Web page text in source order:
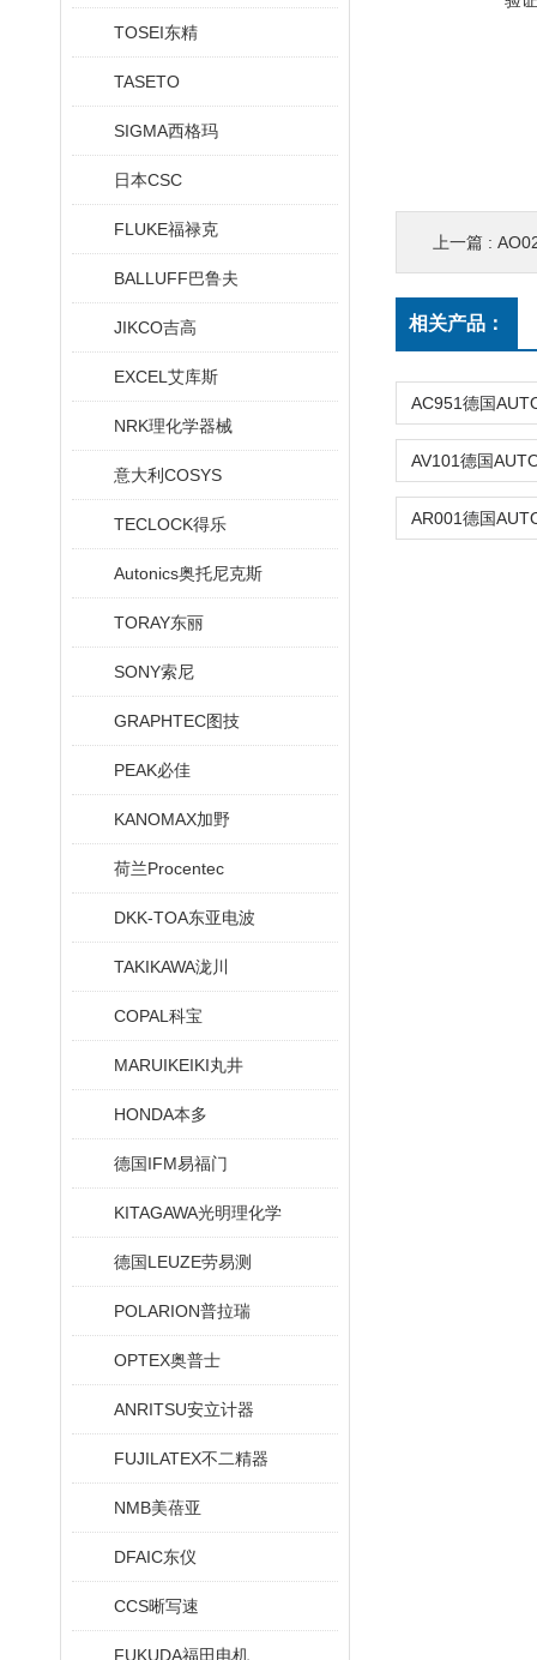
TOSEI东精
TASETO
SIGMA西格玛
日本CSC
FLUKE福禄克
BALLUFF巴鲁夫
JIKCO吉高
EXCEL艾库斯
NRK理化学器械
意大利COSYS
TECLOCK得乐
Autonics奥托尼克斯
TORAY东丽
SONY索尼
GRAPHTEC图技
PEAK必佳
KANOMAX加野
荷兰Procentec
DKK-TOA东亚电波
TAKIKAWA泷川
COPAL科宝
MARUIKEIKI丸井
HONDA本多
德国IFM易福门
KITAGAWA光明理化学
德国LEUZE劳易测
POLARION普拉瑞
OPTEX奥普士
ANRITSU安立计器
FUJILATEX不二精器
NMB美蓓亚
DFAIC东仪
CCS晰写速
FUKUDA福田电机
上一篇 :
相关产品：